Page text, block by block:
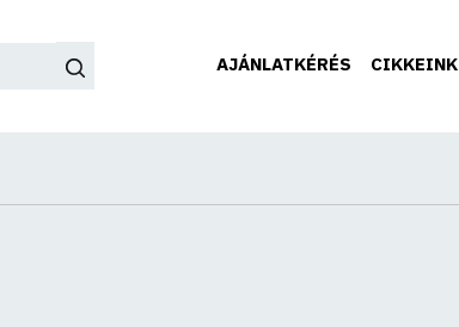
AJÁNLATKÉRÉS CIKKEINK